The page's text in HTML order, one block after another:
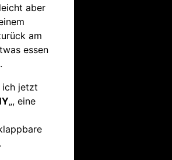
aber
am
essen
ich jetzt
„, eine